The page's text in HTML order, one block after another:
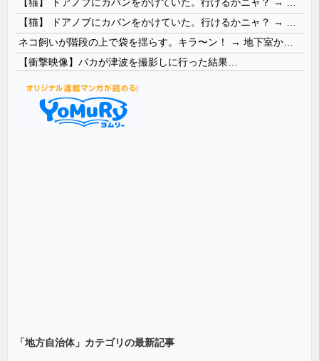
【猫】 ドアノブにカバンをかけていた。行けるかニャ？ → 猫はこうなります…
【猫】 ドアノブにカバンをかけていた。行けるかニャ？ → 猫はこうなります…
ネコ飼いが階段の上で袋を揺らす。キラ〜ン！ → 地下室からヤツが現れる…
【衝撃映像】バカが津波を撮影しに行った結果…
「地方自治体」カテゴリの最新記事